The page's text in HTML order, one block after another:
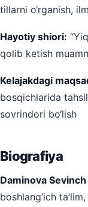
tillarni o‘rganish,
Hayotiy shiori:
qolib ketish
Kelajakdagi
bosqichlarida
sovrindori bo‘lish
Biografiya
Daminova Sevinch
boshlang‘ich